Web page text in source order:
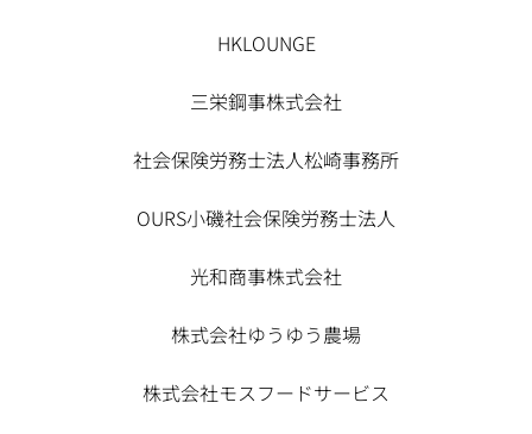
HKLOUNGE
三栄鋼事株式会社
社会保険労務士法人松崎事務所
OURS小磯社会保険労務士法人
光和商事株式会社
株式会社ゆうゆう農場
株式会社モスフードサービス